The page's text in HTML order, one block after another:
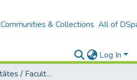
Communities & Collections All of
Log In
B4 – LU fakultātes / Faculties of the UL